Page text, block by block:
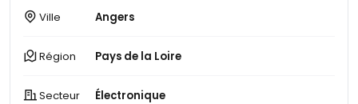
Ville Angers
Région Pays de la Loire
Secteur Électronique